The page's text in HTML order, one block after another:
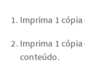
Imprima 1
Imprima 1
conteúdo.